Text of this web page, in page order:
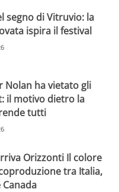
segno di Vitruvio: la
ispira il festival
Nolan ha vietato gli
il motivo dietro la
tutti
Orizzonti Il colore
tra Italia,